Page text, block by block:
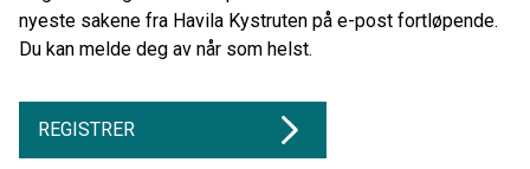
nyeste sakene fra Havila Kystruten på e-post fortløpende.
Du kan melde deg av når som helst.
REGISTRER